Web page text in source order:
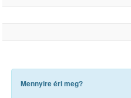
Mennyire éri meg?